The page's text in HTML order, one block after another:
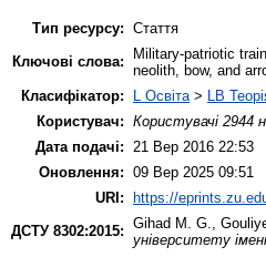
Тип ресурсу: Стаття
Ключові слова:
Military-patriotic
neolith, bow, and
Класифікатор:
L Освіта > LB
Користувач: Користувачі 2944
Дата подачі:
21 Вер 2016 22:53
Оновлення: 09 Вер 2025 09:51
URI: https://
ДСТУ 8302:2015: Gihad M. G.
університету